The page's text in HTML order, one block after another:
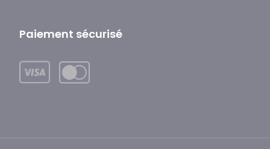
Paiement sécurisé